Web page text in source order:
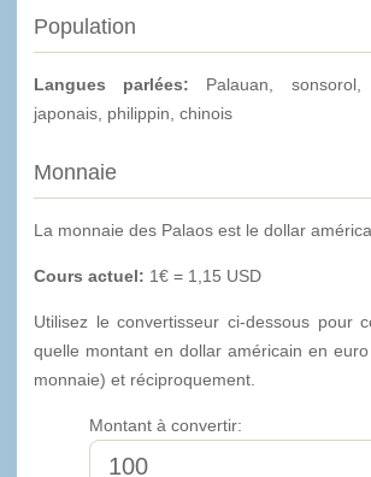
Population
Langues parlées: Palauan, sonsorol,
japonais, philippin, chinois
Monnaie
La monnaie des Palaos est le dollar
Cours actuel: 1€ = 1,15 USD
Utilisez le convertisseur ci-dessous pour
quelle montant en dollar américain en
monnaie) et réciproquement.
Montant à convertir: